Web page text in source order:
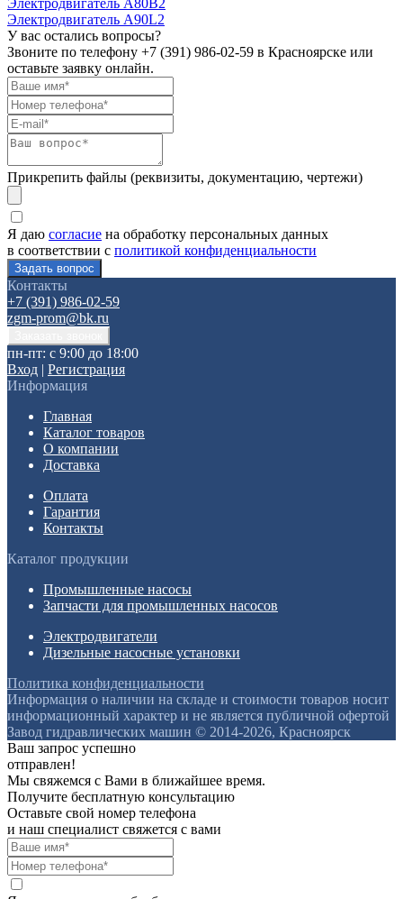
Электродвигатель А90L2
У вас остались вопросы?
Звоните по телефону +7 (391) 986-02-59 в Красноярске или
оставьте заявку онлайн.
Прикрепить файлы (реквизиты, документацию, чертежи)
Я даю согласие на обработку персональных данных
в соответствии с политикой конфиденциальности
Контакты
+7 (391) 986-02-59
zgm-prom@bk.ru
пн-пт: с 9:00 до 18:00
Вход | Регистрация
Информация
Главная
Каталог товаров
О компании
Доставка
Оплата
Гарантия
Контакты
Каталог продукции
Промышленные насосы
Запчасти для промышленных насосов
Электродвигатели
Дизельные насосные установки
Политика конфиденциальности
Информация о наличии на складе и стоимости товаров носит
информационный характер и не является публичной офертой
Завод гидравлических машин © 2014-2026, Красноярск
Ваш запрос успешно
отправлен!
Мы свяжемся с Вами в ближайшее время.
Получите бесплатную консультацию
Оставьте свой номер телефона
и наш специалист свяжется с вами